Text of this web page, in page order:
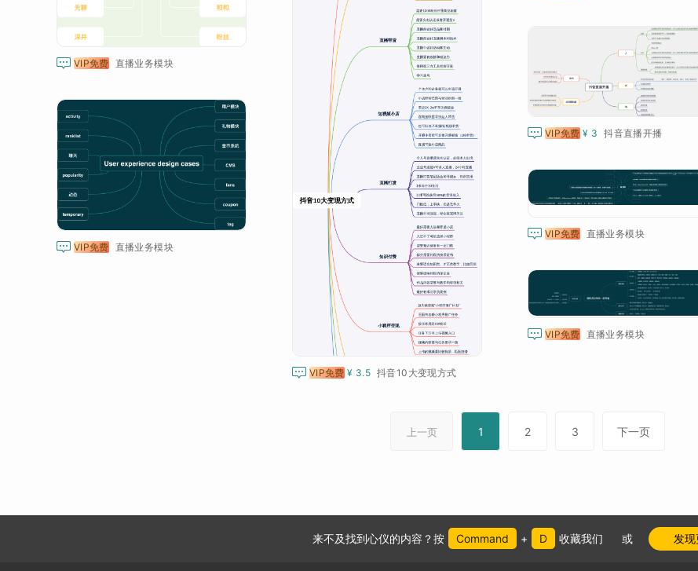
 VIP免费 ¥ 3.5 抖音10大变现方式
 VIP免费 直播业务模块
 VIP免费 ¥ 3 抖音直播开播
 VIP免费 直播业务模块
 VIP免费 直播业务模块
 VIP免费 直播业务模块
上一页 1 2 3 下一页
来不及找到心仪的内容？按 Command + D 收藏我们 或 发